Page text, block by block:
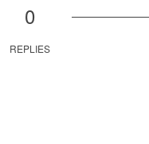
0
REPLIES